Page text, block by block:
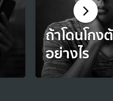
ถ้าโดนโกง
อย่างไร